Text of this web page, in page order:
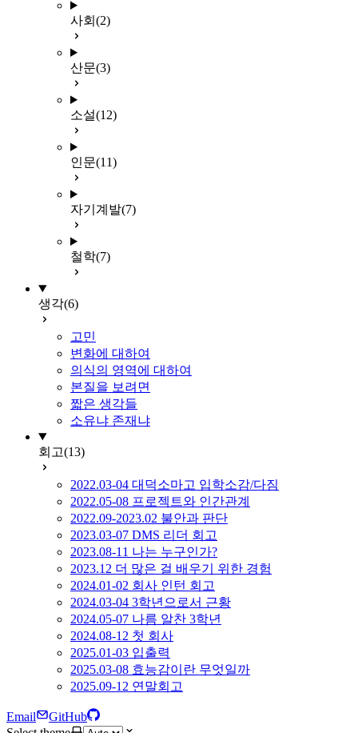
사회 (2)
산문(3)
소설(12)
인문(11)
자기계발(7)
철학(7)
생각(6)
고민
변화에 대하여
의식의 영역에 대하여
본질을 보려면
짧은 생각들
소유냐 존재냐
회고(13)
2022.03-04 대덕소마고 입학소감/다짐
2022.05-08 프로젝트와 인간관계
2022.09-2023.02 불안과 판단
2023.03-07 DMS 리더 회고
2023.08-11 나는 누구인가?
2023.12 더 많은 걸 배우기 위한 경험
2024.01-02 회사 인턴 회고
2024.03-04 3학년으로서 근황
2024.05-07 나름 알찬 3학년
2024.08-12 첫 회사
2025.01-03 입출력
2025.03-08 효능감이란 무엇일까
2025.09-12 연말회고
Email
GitHub